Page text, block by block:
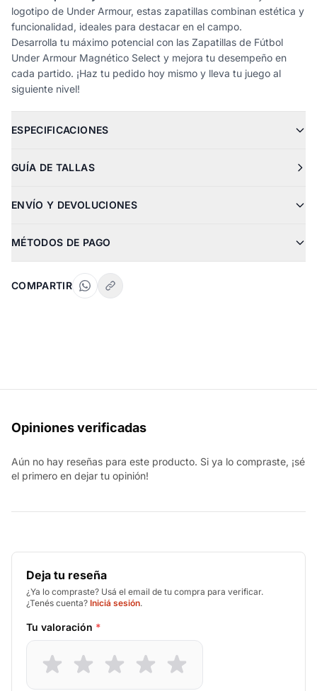
logotipo de Under Armour, estas zapatillas combinan estética y
funcionalidad, ideales para destacar en el campo.
Desarrolla tu máximo potencial con las Zapatillas de Fútbol
Under Armour Magnético Select y mejora tu desempeño en
cada partido. ¡Haz tu pedido hoy mismo y lleva tu juego al
siguiente nivel!
ESPECIFICACIONES
GUÍA DE TALLAS
ENVÍO Y DEVOLUCIONES
MÉTODOS DE PAGO
COMPARTIR
Opiniones verificadas
Aún no hay reseñas para este producto. Si ya lo compraste, ¡sé
el primero en dejar tu opinión!
Deja tu reseña
¿Ya lo compraste? Usá el email de tu compra para verificar.
¿Tenés cuenta? Iniciá sesión.
Tu valoración *